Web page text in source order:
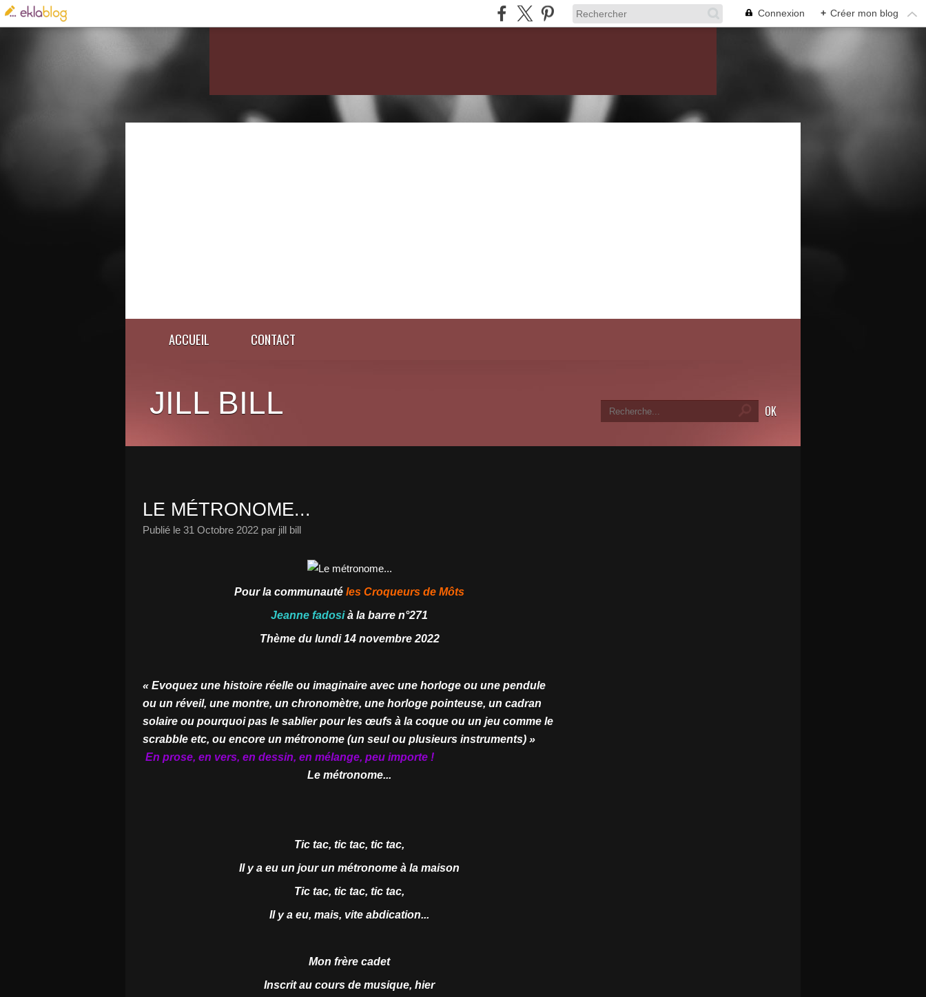
Connexion + Créer mon blog
ACCUEIL CONTACT
JILL BILL
LE MÉTRONOME...
Publié le 31 Octobre 2022 par jill bill
Pour la communauté les Croqueurs de Môts
Jeanne fadosià la barre n°271
Thème du lundi 14 novembre 2022
« Evoquez une histoire réelle ou imaginaire avec une horloge ou une pendule
ou un réveil, une montre, un chronomètre, une horloge pointeuse, un cadran
solaire ou pourquoi pas le sablier pour les œufs à la coque ou un jeu comme le
scrabble etc, ou encore un métronome (un seul ou plusieurs instruments) »
En prose, en vers, en dessin, en mélange, peu importe !
Le métronome...
Tic tac, tic tac, tic tac,
Il y a eu un jour un métronome à la maison
Tic tac, tic tac, tic tac,
Il y a eu, mais, vite abdication...
Mon frère cadet
Inscrit au cours de musique, hier